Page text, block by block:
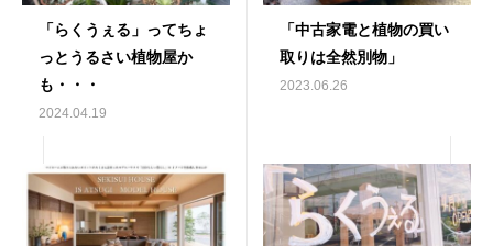
「らくうぇる」ってちょ
っとうるさい植物屋か
も・・・
2024.04.19
「中古家電と植物の買い
取りは全然別物」
2023.06.26